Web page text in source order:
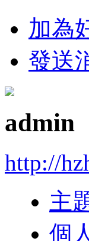
加為
發送
admin
http://
主
個